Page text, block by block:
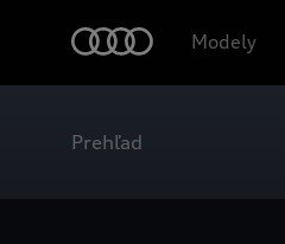
Modely
Prehľad